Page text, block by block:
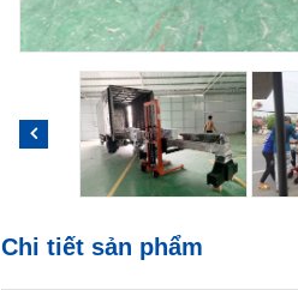
Chi tiết sản phẩm